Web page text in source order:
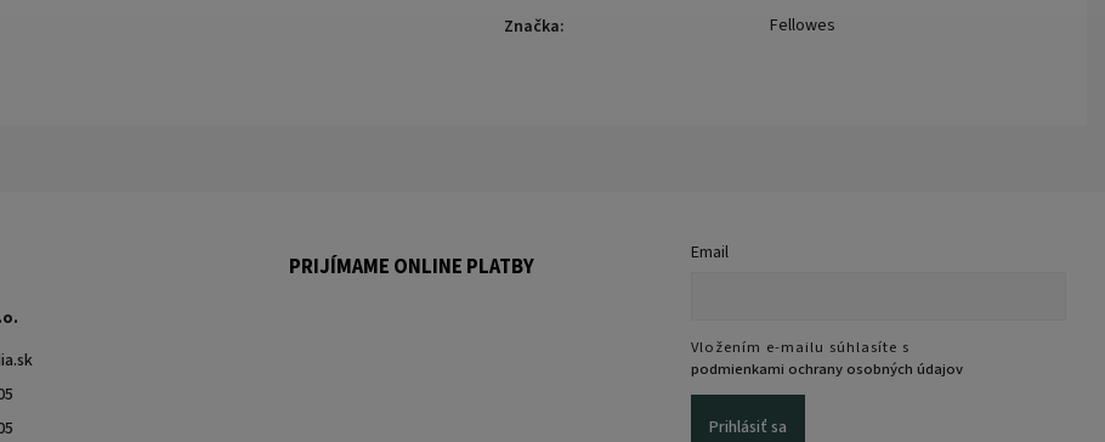
Značka: Fellowes
PRIJÍMAME ONLINE PLATBY
Email
Vložením e-mailu súhlasíte s
podmienkami ochrany osobných údajov
Prihlásiť sa